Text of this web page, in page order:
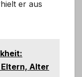
er aus
Alter